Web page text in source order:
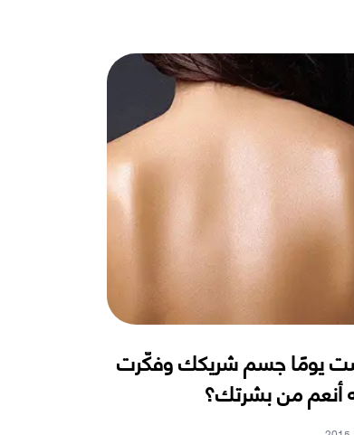
يومًا جسم شريكك وفكّرت
أنعم من بشرتك؟